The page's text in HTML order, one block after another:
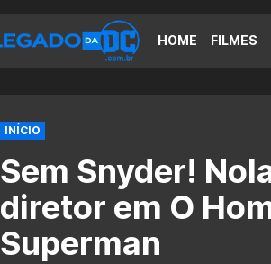
HOME FILMES
INÍCIO
Sem Snyder!
diretor em O
Superman